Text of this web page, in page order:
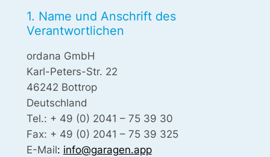
1. Name und Anschrift des
Verantwortlichen
ordana GmbH
Karl-Peters-Str. 22
46242 Bottrop
Deutschland
Tel.: + 49 (0) 2041 – 75 39 30
Fax: + 49 (0) 2041 – 75 39 325
E-Mail: info@garagen.app